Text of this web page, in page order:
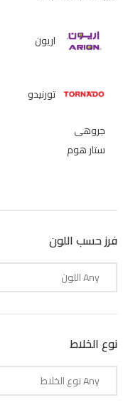
اريون
تورنيدو
جروهى
ستار هوم
شارب
فريش
ميانتا
فرز حسب اللون
Any اللون
نوع الخلاط
Any نوع الخلاط